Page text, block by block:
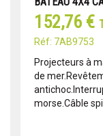
152,76 €
Réf: 7AB9753
Projecteurs à
de
morse.Câble